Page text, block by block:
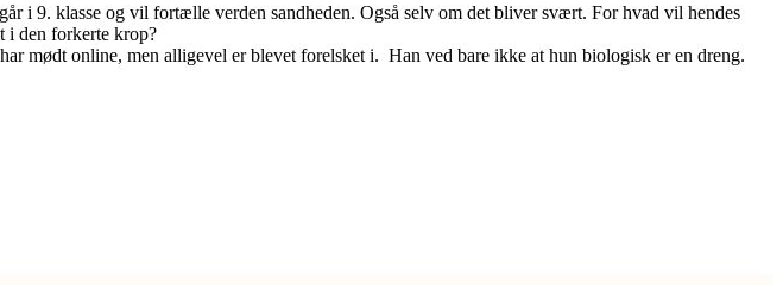
i 9. klasse og vil fortælle verden sandheden. Også selv om det bliver svært. For hvad vil hendes
i den forkerte krop?
mødt online, men alligevel er blevet forelsket i. Han ved bare ikke at hun biologisk er en dreng.